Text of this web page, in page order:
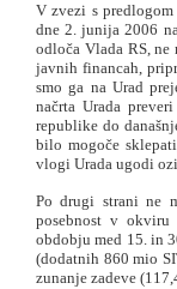
V zvezi s
dne 2. junija 2006
odloča Vlada RS,
javnih financah,
smo ga na Urad
načrta Urada
republike do
bilo mogoče
vlogi Urada ugodi
Po drugi strani ne
posebnost v okviru
obdobju med 15. in
(dodatnih 860 mio
zunanje zadeve